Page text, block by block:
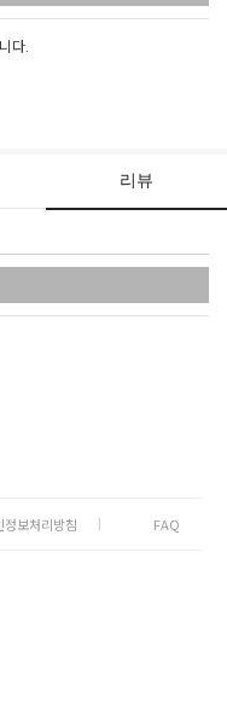
다.
리뷰
정보처리방침 FAQ